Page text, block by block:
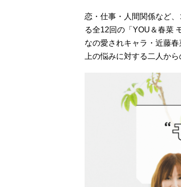
恋・仕事・人間関係など
る全12回の「YOU＆春菜
なの愛されキャラ・近藤
上の悩みに対する二人か